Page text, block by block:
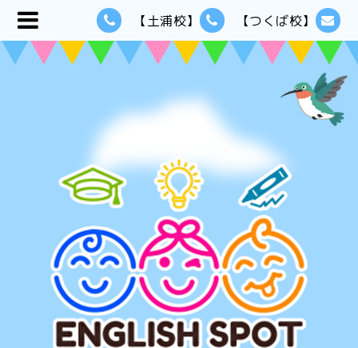
【つくば校】
【土浦校】